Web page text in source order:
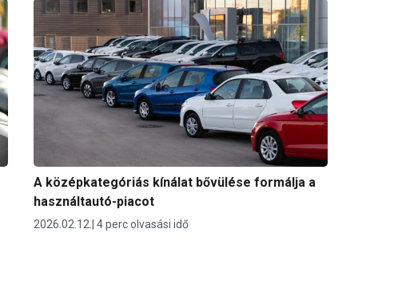
A középkategóriás kínálat bővülése formálja a
használtautó-piacot
2026.02.12. 4 perc olvasási idő